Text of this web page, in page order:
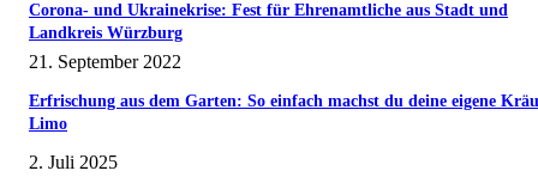
Corona- und Ukrainekrise: Fest für Ehrenamtliche aus Stadt und
Landkreis Würzburg
21. September 2022
Erfrischung aus dem Garten: So einfach machst du deine eigene
Limo
2. Juli 2025